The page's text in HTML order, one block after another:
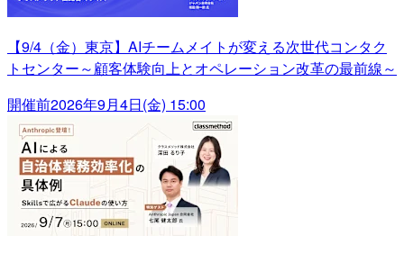
【9/4（金）東京】AIチームメイトが変える次世代コンタク
トセンター～顧客体験向上とオペレーション改革の最前線～
開催前2026年9月4日(金) 15:00